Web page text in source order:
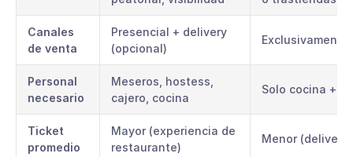
Canales
de venta
Presencial + delivery
(opcional)
Exclusivamente
Personal
necesario
Meseros, hostess,
cajero, cocina
Solo cocina +
Ticket
promedio
Mayor (experiencia de
restaurante)
Menor